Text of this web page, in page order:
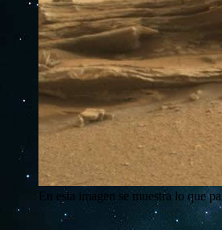
En esta imagen se muestra lo que